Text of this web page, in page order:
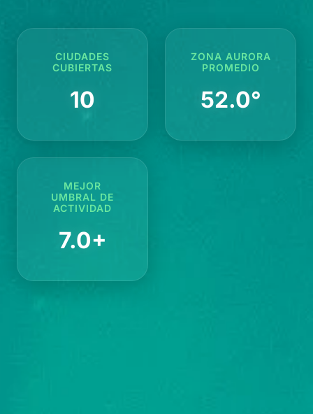
CIUDADES
CUBIERTAS
10
ZONA AURORA
PROMEDIO
52.0°
MEJOR
UMBRAL DE
ACTIVIDAD
7.0+